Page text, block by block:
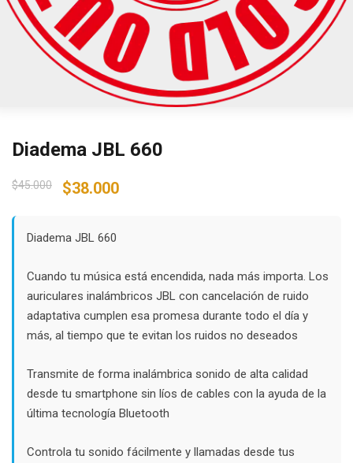
Diadema JBL 660
$45.000
Original
$45.000.
$38.000Current
Diadema JBL 660
Cuando tu música está encendida, nada más importa. Los
auriculares inalámbricos JBL con cancelación de ruido
adaptativa cumplen esa promesa durante todo el día y
más, al tiempo que te evitan los ruidos no deseados
Transmite de forma inalámbrica sonido de alta calidad
desde tu smartphone sin líos de cables con la ayuda de la
última tecnología Bluetooth
Controla tu sonido fácilmente y llamadas desde tus